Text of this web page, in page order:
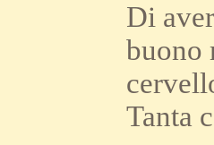
Di
buono
Tanta